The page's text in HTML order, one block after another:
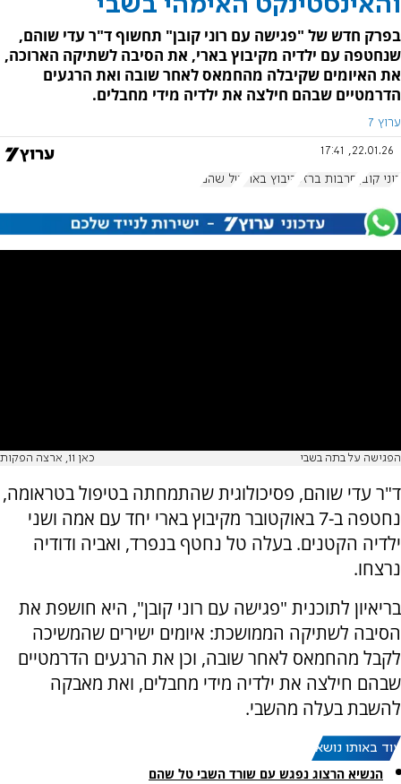
והאינסטינקט האימהי בשבי
בפרק חדש של "פגישה עם רוני קובן" תחשוף ד"ר עדי שוהם,
שנחטפה עם ילדיה מקיבוץ בארי, את הסיבה לשתיקה הארוכה,
את האיומים שקיבלה מהחמאס לאחר שובה ואת הרגעים
הדרמטיים שבהם חילצה את ילדיה מידי מחבלים.
ערוץ 7
22.01.26, 17:41
רוני קובן חרבות ברזל קיבוץ בארי טל שהם
הפגישה על בתה בשבי כאן 11, ארצה הפקות
ד"ר עדי שוהם, פסיכולוגית שהתמחתה בטיפול בטראומה,
נחטפה ב-7 באוקטובר מקיבוץ בארי יחד עם אמה ושני
ילדיה הקטנים. בעלה טל נחטף בנפרד, ואביה ודודיה
נרצחו.
בריאיון לתוכנית "פגישה עם רוני קובן", היא חושפת את
הסיבה לשתיקה הממושכת: איומים ישירים שהמשיכה
לקבל מהחמאס לאחר שובה, וכן את הרגעים הדרמטיים
שבהם חילצה את ילדיה מידי מחבלים, ואת מאבקה
להשבת בעלה מהשבי.
עוד באותו נושא:
הנשיא הרצוג נפגש עם שורד השבי טל שהם